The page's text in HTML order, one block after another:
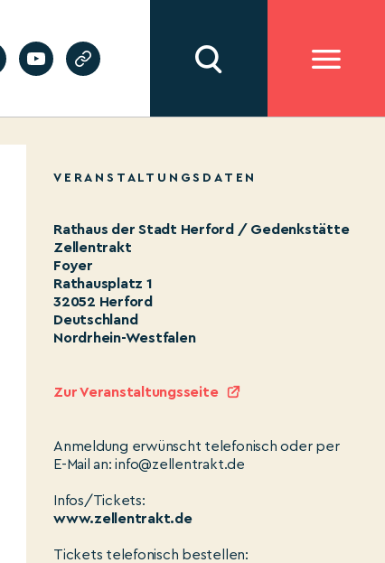
VERANSTALTUNGSDATEN
Rathaus der Stadt Herford / Gedenkstätte
Zellentrakt
Foyer
Rathausplatz 1
32052 Herford
Deutschland
Nordrhein-Westfalen
Zur Veranstaltungsseite
Anmeldung erwünscht telefonisch oder per
E-Mail an: info@zellentrakt.de
Infos/Tickets:
www.zellentrakt.de
Tickets telefonisch bestellen: